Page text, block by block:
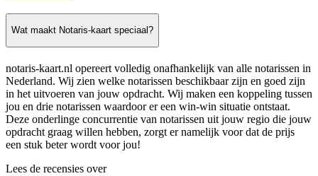
Wat maakt Notaris-kaart speciaal?
notaris-kaart.nl opereert volledig onafhankelijk van alle notarissen in
Nederland. Wij zien welke notarissen beschikbaar zijn en goed zijn
in het uitvoeren van jouw opdracht. Wij maken een koppeling tussen
jou en drie notarissen waardoor er een win-win situatie ontstaat.
Deze onderlinge concurrentie van notarissen uit jouw regio die jouw
opdracht graag willen hebben, zorgt er namelijk voor dat de prijs
een stuk beter wordt voor jou!
Lees de recensies over